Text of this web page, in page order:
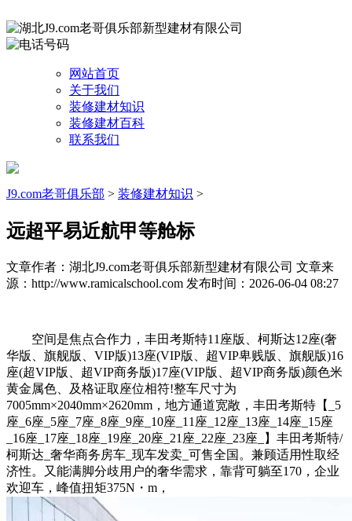
网站首页
关于我们
装修建材知识
装修建材百科
联系我们
J9.com老哥俱乐部 > 装修建材知识 >
远超平易近航甲等舱标
文章作者：湖北J9.com老哥俱乐部新型建材有限公司 文章来
源：http://www.ramicalschool.com 发布时间：2026-06-04 08:27
空间是焦点合作力，丰田考斯特11座版、柯斯达12座(奢
华版、旗舰版、VIP版)13座(VIP版、超VIP卑贱版、旗舰版)16
座(超VIP版、超VIP商务版)17座(VIP版、超VIP商务版)颜色米
黄金属色、及格证取座位相符!整车尺寸为
7005mm×2040mm×2620mm，地方通道宽敞，丰田考斯特【_5
座_6座_5座_7座_8座_9座_10座_11座_12座_13座_14座_15座
_16座_17座_18座_19座_20座_21座_22座_23座_】丰田考斯特/
柯斯达_奢华商务房车_现车发卖_可售全国。兼顾适用性取经
济性。又能满脚分歧用户的奢华需求，靠背可躺至170，企业
欢迎车，峰值扭矩375N・m，